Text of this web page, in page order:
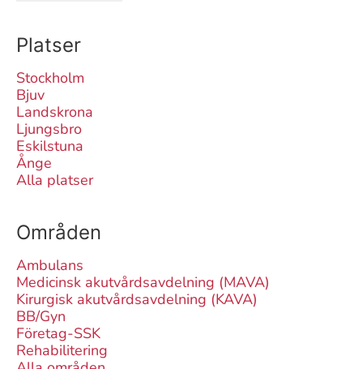
Platser
Stockholm
Bjuv
Landskrona
Ljungsbro
Eskilstuna
Ånge
Alla platser
Områden
Ambulans
Medicinsk akutvårdsavdelning (MAVA)
Kirurgisk akutvårdsavdelning (KAVA)
BB/Gyn
Företag-SSK
Rehabilitering